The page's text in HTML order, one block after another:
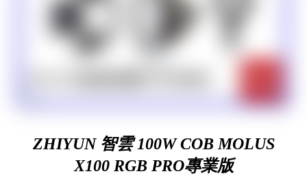
ZHIYUN 智雲 100W COB MOLUS
X100 RGB PRO專業版